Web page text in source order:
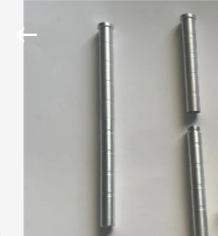
PRODUKTE
Rights